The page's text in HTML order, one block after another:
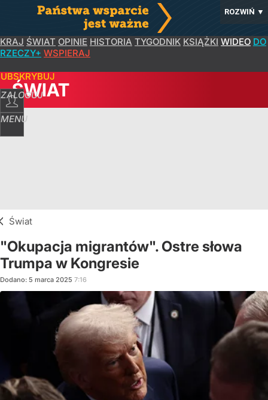
ROZWIŃ ▼
KRAJ ŚWIAT OPINIE HISTORIA TYGODNIK KSIĄŻKI WIDEO DO
RZECZY+ WSPIERAJ
ZALOGUJ
MENU
ŚWIAT
Świat
"Okupacja migrantów". Ostre słowa
Trumpa w Kongresie
Dodano: 5 marca 2025 7:16